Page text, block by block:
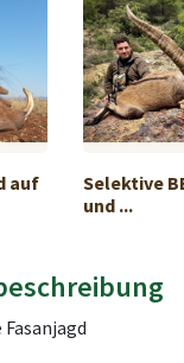
auf
Selektive
und ...
Fasanjagd